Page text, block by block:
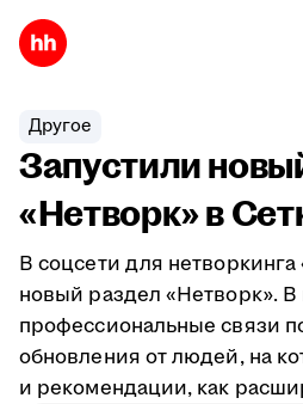
Другое
Запустили
«Нетворк» в
В соцсети для нетворкинга
новый раздел «Нетворк».
профессиональные связи
обновления от людей, на
и рекомендации, как